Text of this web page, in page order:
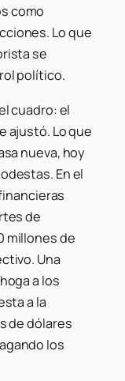
como
Lo que
se
político.
cuadro: el
ajustó. Lo que
nueva, hoy
En el
de
millones de
Una
a los
a la
de dólares
los